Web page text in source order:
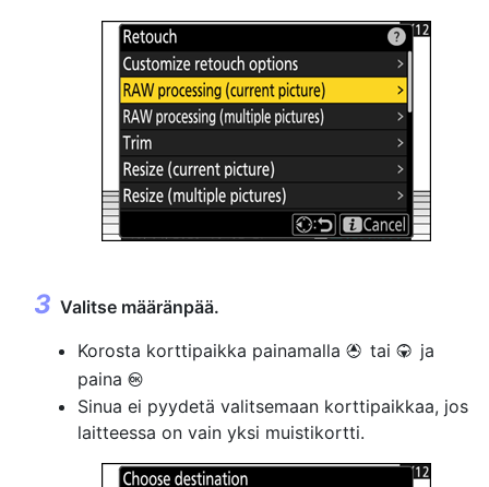
Valitse määränpää.
Korosta korttipaikka painamalla 1 tai 3 ja
paina J
Sinua ei pyydetä valitsemaan korttipaikkaa, jos
laitteessa on vain yksi muistikortti.